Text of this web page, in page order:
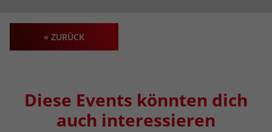
« ZURÜCK
Diese Events könnten dich
auch interessieren